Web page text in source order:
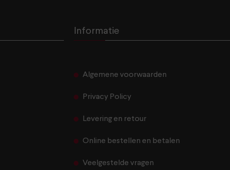
Informatie
Algemene voorwaarden
Privacy Policy
Levering en retour
Online bestellen en betalen
Veelgestelde vragen